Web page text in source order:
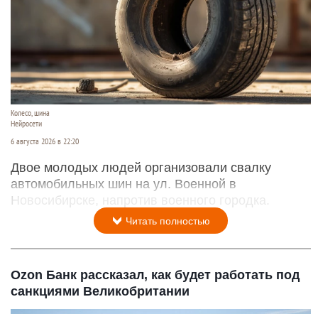
Колесо, шина
Нейросети
6 августа 2026 в 22:20
Двое молодых людей организовали свалку
автомобильных шин на ул. Военной в
Новосибирске, напротив военного городка.
Читать полностью
Ozon Банк рассказал, как будет работать под
санкциями Великобритании